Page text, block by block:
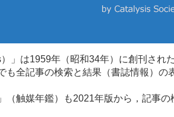
」は1959年（昭和34年）に創刊され
も全記事の検索と結果（書誌情報）
（触媒年鑑）も2021年版から，記事